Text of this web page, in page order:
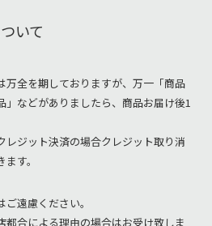
いて
万全を期しておりますが、万一「商品
」などがありましたら、商品お届け後1
レジット決済の場合クレジット取り消
す。
遠慮ください。
都合による理由の場合はお受け致しま